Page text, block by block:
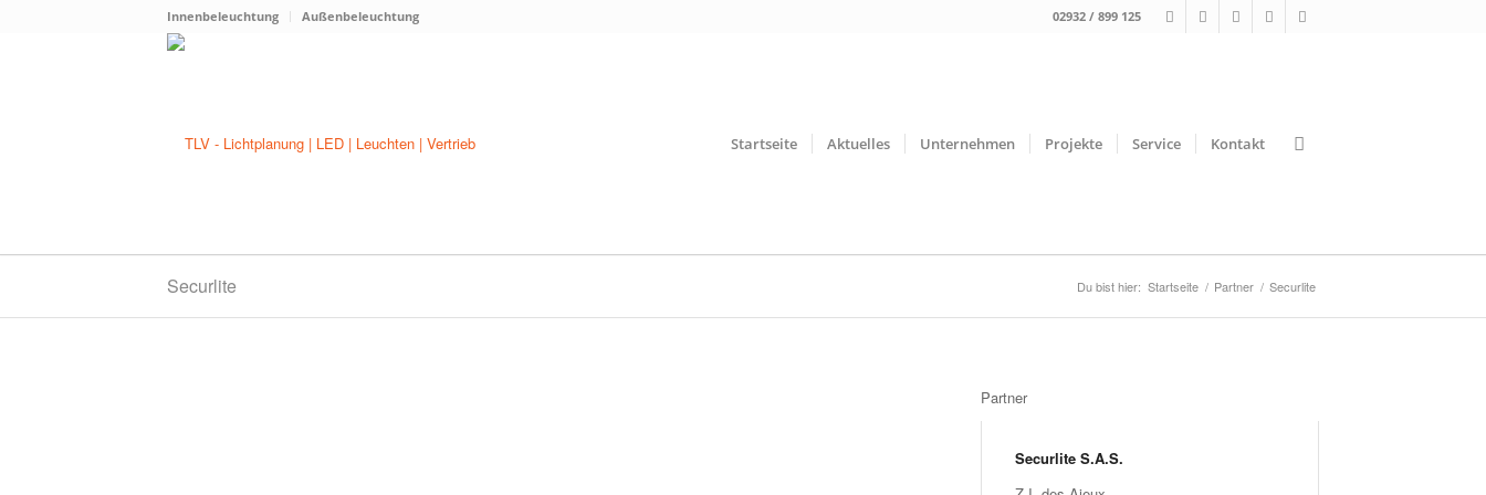
Innenbeleuchtung Außenbeleuchtung 02932 / 899 125
Startseite Aktuelles Unternehmen Projekte Service Kontakt
Securlite Du bist hier: Startseite / Partner / Securlite
Partner
Securlite S.A.S.